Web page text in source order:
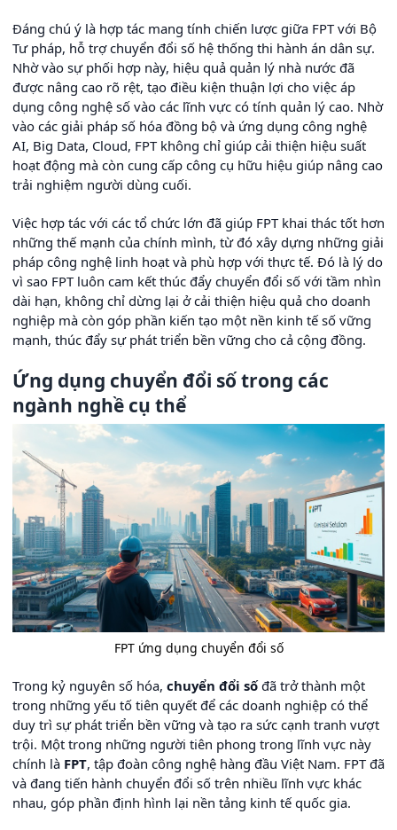
Đáng chú ý là hợp tác mang tính chiến lược giữa FPT với Bộ
Tư pháp, hỗ trợ chuyển đổi số hệ thống thi hành án dân sự.
Nhờ vào sự phối hợp này, hiệu quả quản lý nhà nước đã
được nâng cao rõ rệt, tạo điều kiện thuận lợi cho việc áp
dụng công nghệ số vào các lĩnh vực có tính quản lý cao. Nhờ
vào các giải pháp số hóa đồng bộ và ứng dụng công nghệ
AI, Big Data, Cloud, FPT không chỉ giúp cải thiện hiệu suất
hoạt động mà còn cung cấp công cụ hữu hiệu giúp nâng cao
trải nghiệm người dùng cuối.
Việc hợp tác với các tổ chức lớn đã giúp FPT khai thác tốt hơn
những thế mạnh của chính mình, từ đó xây dựng những giải
pháp công nghệ linh hoạt và phù hợp với thực tế. Đó là lý do
vì sao FPT luôn cam kết thúc đẩy chuyển đổi số với tầm nhìn
dài hạn, không chỉ dừng lại ở cải thiện hiệu quả cho doanh
nghiệp mà còn góp phần kiến tạo một nền kinh tế số vững
mạnh, thúc đẩy sự phát triển bền vững cho cả cộng đồng.
Ứng dụng chuyển đổi số trong các
ngành nghề cụ thể
FPT ứng dụng chuyển đổi số
Trong kỷ nguyên số hóa, chuyển đổi sốđã trở thành một
trong những yếu tố tiên quyết để các doanh nghiệp có thể
duy trì sự phát triển bền vững và tạo ra sức cạnh tranh vượt
trội. Một trong những người tiên phong trong lĩnh vực này
chính là FPT, tập đoàn công nghệ hàng đầu Việt Nam. FPT đã
và đang tiến hành chuyển đổi số trên nhiều lĩnh vực khác
nhau, góp phần định hình lại nền tảng kinh tế quốc gia.